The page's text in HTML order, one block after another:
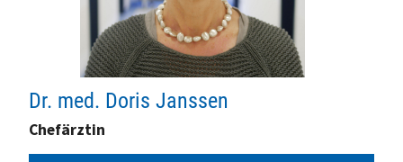
Dr. med. Doris Janssen
Chefärztin